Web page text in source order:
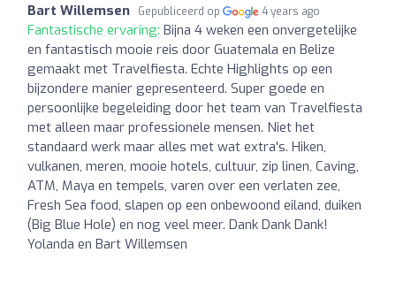
Bart Willemsen Gepubliceerd op 4 years ago
Fantastische ervaring: Bijna 4 weken een onvergetelijke
en fantastisch mooie reis door Guatemala en Belize
gemaakt met Travelfiesta. Echte Highlights op een
bijzondere manier gepresenteerd. Super goede en
persoonlijke begeleiding door het team van Travelfiesta
met alleen maar professionele mensen. Niet het
standaard werk maar alles met wat extra's. Hiken,
vulkanen, meren, mooie hotels, cultuur, zip linen, Caving,
ATM, Maya en tempels, varen over een verlaten zee,
Fresh Sea food, slapen op een onbewoond eiland, duiken
(Big Blue Hole) en nog veel meer. Dank Dank Dank!
Yolanda en Bart Willemsen